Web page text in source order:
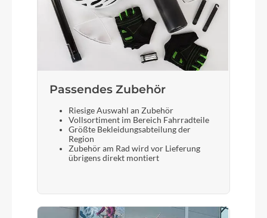
Passendes Zubehör
Riesige Auswahl an Zubehör
Vollsortiment im Bereich Fahrradteile
Größte Bekleidungsabteilung der
Region
Zubehör am Rad wird vor Lieferung
übrigens direkt montiert